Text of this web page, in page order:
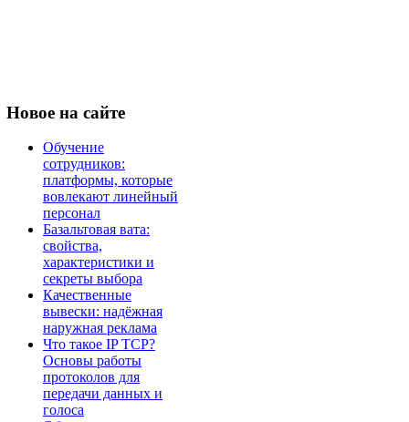
Новое на сайте
Обучение
сотрудников:
платформы, которые
вовлекают линейный
персонал
Базальтовая вата:
свойства,
характеристики и
секреты выбора
Качественные
вывески: надёжная
наружная реклама
Что такое IP TCP?
Основы работы
протоколов для
передачи данных и
голоса